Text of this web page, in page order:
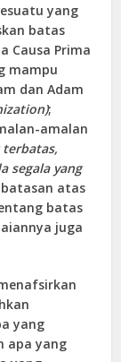
yang
batas
Causa Prima
mampu
dan Adam
;
amalan
terbatas,
segala yang
atas
batas
juga
yang
apa yang